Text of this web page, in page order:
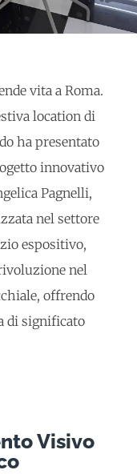
vita a Roma.
location di
ha presentato
innovativo
Pagnelli,
nel settore
espositivo,
nel
offrendo
di significato
Visivo